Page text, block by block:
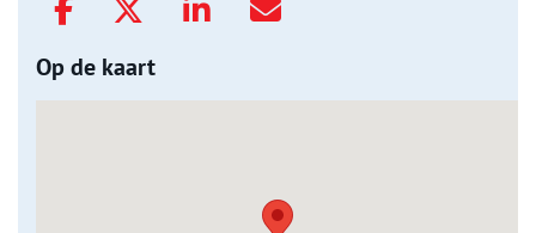
Op de kaart